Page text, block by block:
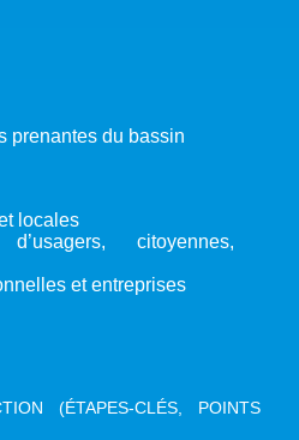
prenantes du bassin
locales
d’usagers, citoyennes,
et entreprises
(ÉTAPES-CLÉS, POINTS